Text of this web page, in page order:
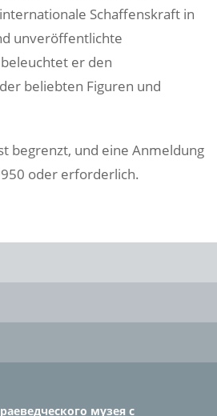
Schaffenskraft in
unveröffentlichte
er den
beliebten Figuren und
begrenzt, und eine Anmeldung
oder erforderlich.
музея с